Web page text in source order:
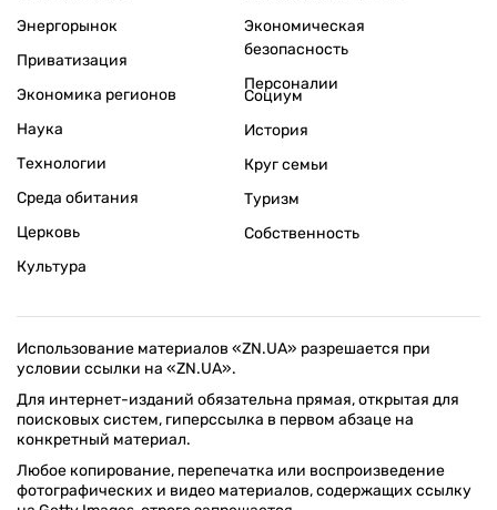
Энергорынок
Приватизация
Экономика регионов
Экономическая
безопасность
Персоналии
Наука
Технологии
Среда обитания
Церковь
Культура
Социум
История
Круг семьи
Туризм
Собственность
Использование материалов «ZN.UA» разрешается при
условии ссылки на «ZN.UA».
Для интернет-изданий обязательна прямая, открытая для
поисковых систем, гиперссылка в первом абзаце на
конкретный материал.
Любое копирование, перепечатка или воспроизведение
фотографических и видео материалов, содержащих ссылку